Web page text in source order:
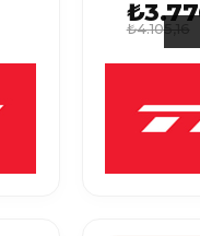
₺4.105,16